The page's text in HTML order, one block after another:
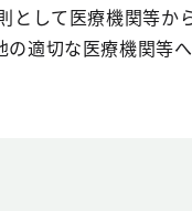
て医療機関等か
適切な医療機関等へ